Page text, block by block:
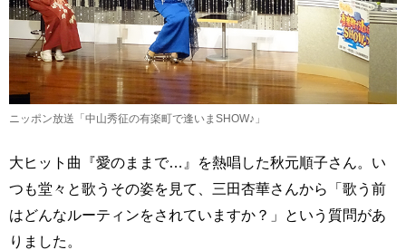
ニッポン放送「中山秀征の有楽町で逢いまSHOW♪」
大ヒット曲『愛のままで…』を熱唱した秋元順子さん。い
つも堂々と歌うその姿を見て、三田杏華さんから「歌う前
はどんなルーティンをされていますか？」という質問があ
りました。